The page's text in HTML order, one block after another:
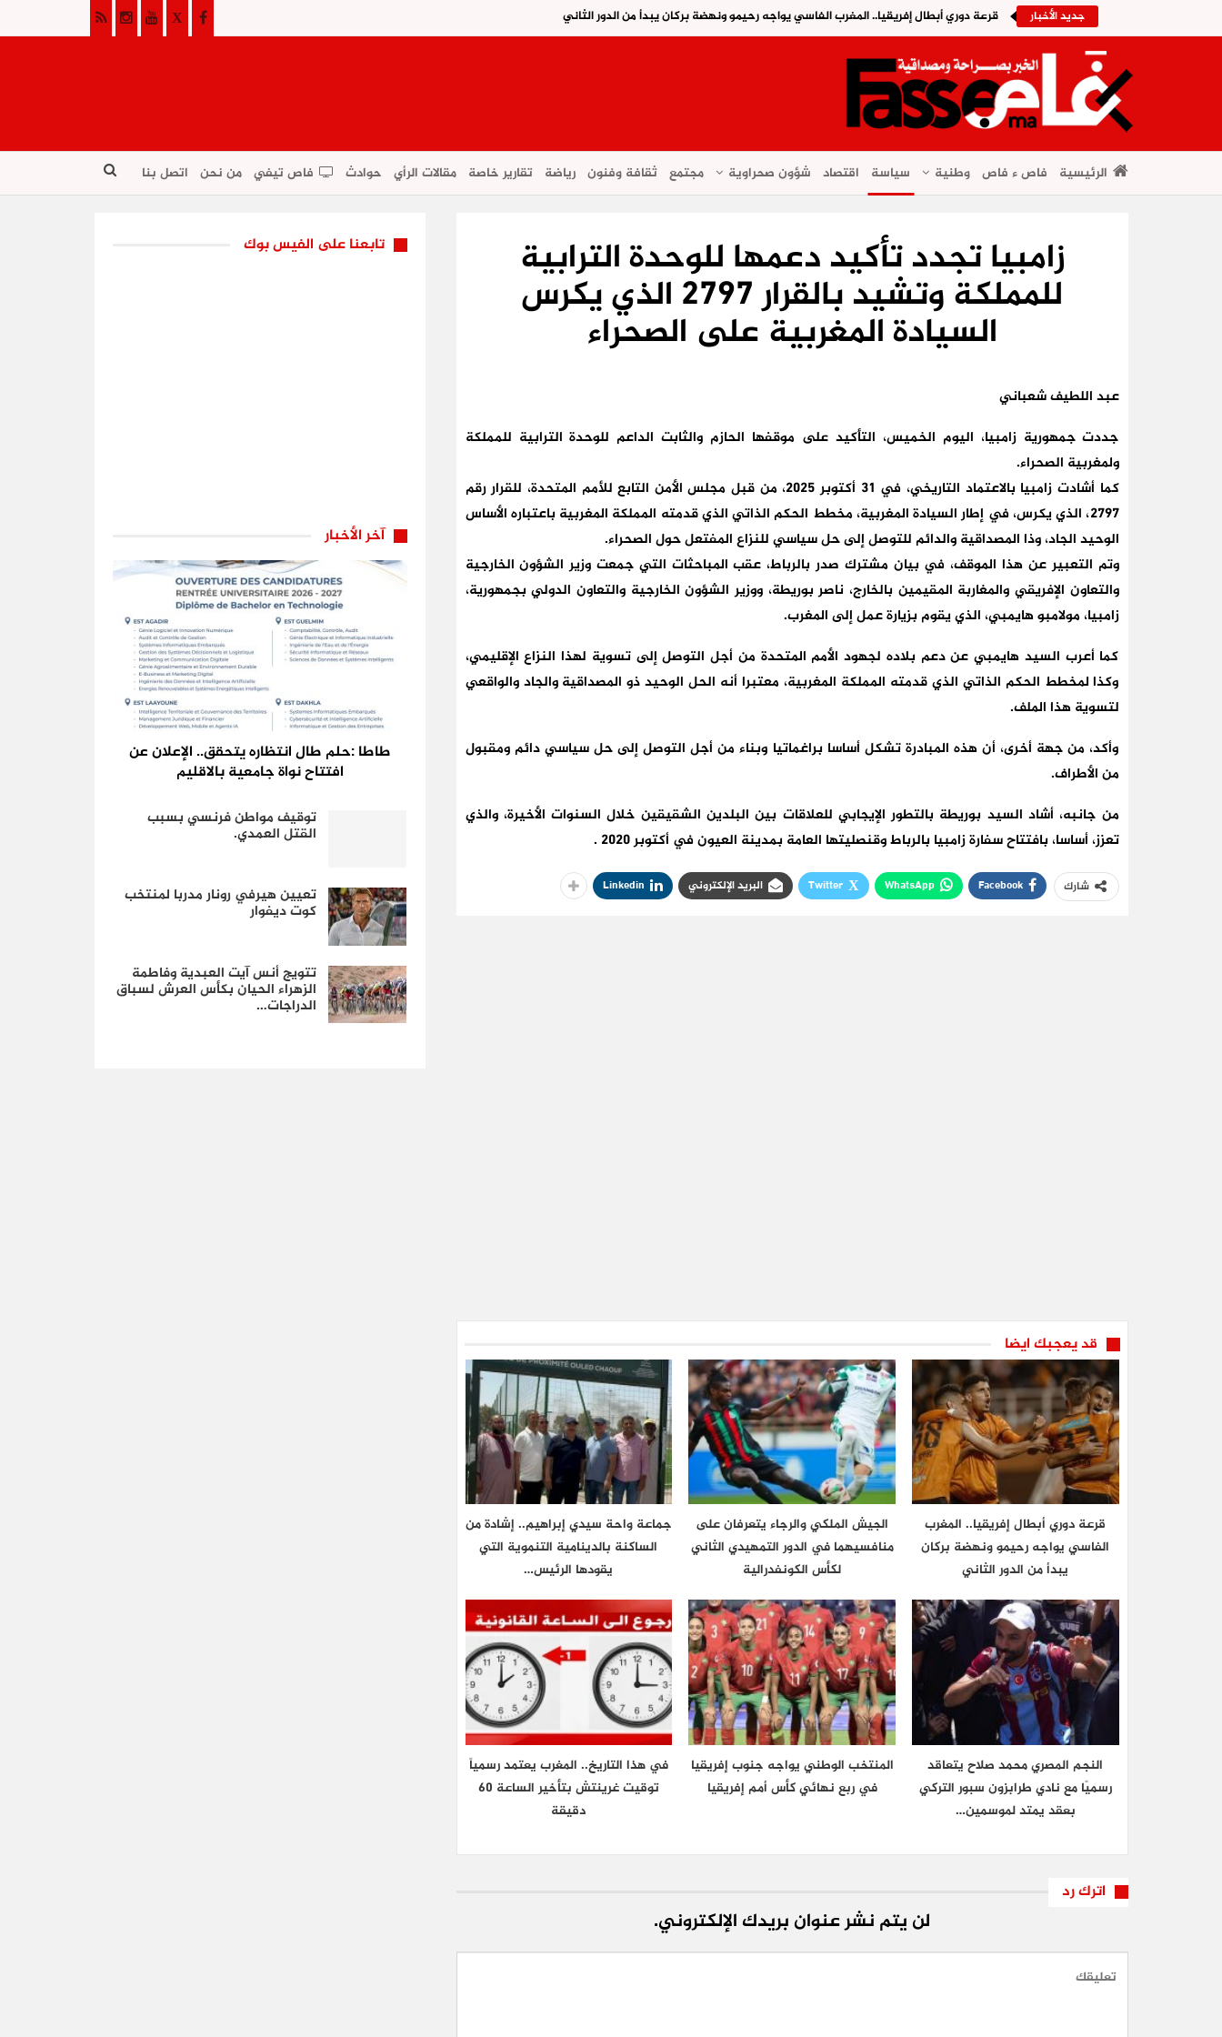
جديد الأخبار قرعة دوري أبطال إفريقيا.. المغرب الفاسي يواجه رحيمو ونهضة بركان يبدأ من الدور الثاني
الرئيسية فاص ء فاص وطنية سياسة اقتصاد شؤون صحراوية مجتمع ثقافة وفنون رياضة تقارير خاصة مقالات الرأي حوادث فاص تيفي من نحن اتصل بنا
زامبيا تجدد تأكيد دعمها للوحدة الترابية
للمملكة وتشيد بالقرار 2797 الذي يكرس
السيادة المغربية على الصحراء
عبد اللطيف شعباني
جددت جمهورية زامبيا، اليوم الخميس، التأكيد على موقفها الحازم والثابت الداعم للوحدة الترابية للمملكة
ولمغربية الصحراء.
كما أشادت زامبيا بالاعتماد التاريخي، في 31 أكتوبر 2025، من قبل مجلس الأمن التابع للأمم المتحدة، للقرار رقم
2797، الذي يكرس، في إطار السيادة المغربية، مخطط الحكم الذاتي الذي قدمته المملكة المغربية باعتباره الأساس
الوحيد الجاد، وذا المصداقية والدائم للتوصل إلى حل سياسي للنزاع المفتعل حول الصحراء.
وتم التعبير عن هذا الموقف، في بيان مشترك صدر بالرباط، عقب المباحثات التي جمعت وزير الشؤون الخارجية
والتعاون الإفريقي والمغاربة المقيمين بالخارج، ناصر بوريطة، ووزير الشؤون الخارجية والتعاون الدولي بجمهورية،
زامبيا، مولامبو هايمبي، الذي يقوم بزيارة عمل إلى المغرب.
كما أعرب السيد هايمبي عن دعم بلاده لجهود الأمم المتحدة من أجل التوصل إلى تسوية لهذا النزاع الإقليمي،
وكذا لمخطط الحكم الذاتي الذي قدمته المملكة المغربية، معتبرا أنه الحل الوحيد ذو المصداقية والجاد والواقعي
لتسوية هذا الملف.
وأكد، من جهة أخرى، أن هذه المبادرة تشكل أساسا براغماتيا وبناء من أجل التوصل إلى حل سياسي دائم ومقبول
من الأطراف.
من جانبه، أشاد السيد بوريطة بالتطور الإيجابي للعلاقات بين البلدين الشقيقين خلال السنوات الأخيرة، والذي
تعزز، أساسا، بافتتاح سفارة زامبيا بالرباط وقنصليتها العامة بمدينة العيون في أكتوبر 2020 .
شارك Facebook
WhatsApp
Twitter البريد الإلكتروني Linkedin
قد يعجبك ايضا
قرعة دوري أبطال إفريقيا.. المغرب
الفاسي يواجه رحيمو ونهضة بركان
يبدأ من الدور الثاني
الجيش الملكي والرجاء يتعرفان على
منافسيهما في الدور التمهيدي الثاني
لكأس الكونفدرالية
جماعة واحة سيدي إبراهيم.. إشادة من
الساكنة بالدينامية التنموية التي
يقودها الرئيس…
النجم المصري محمد صلاح يتعاقد
رسميًا مع نادي طرابزون سبور التركي
بعقد يمتد لموسمين…
المنتخب الوطني يواجه جنوب إفريقيا
في ربع نهائي كأس أمم إفريقيا
في هذا التاريخ.. المغرب يعتمد رسمياً
توقيت غرينتش بتأخير الساعة 60
دقيقة
اترك رد
لن يتم نشر عنوان بريدك الإلكتروني.
تابعنا على الفيس بوك
آخر الأخبار
طاطا :حلم طال انتظاره يتحقق.. الإعلان عن
افتتاح نواة جامعية بالاقليم
توقيف مواطن فرنسي بسبب
القتل العمدي.
تعيين هيرفي رونار مدربا لمنتخب
كوت ديفوار
تتويج أنس آيت العبدية وفاطمة
الزهراء الحيان بكأس العرش لسباق
الدراجات…